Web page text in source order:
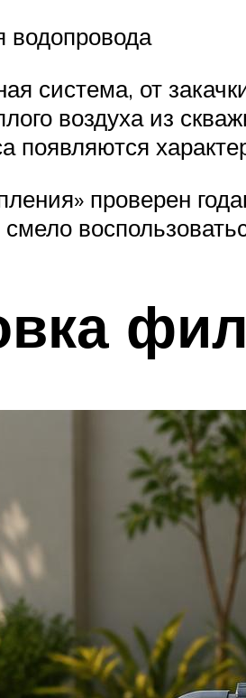
водопровода
система, от
воздуха из
появляются
проверен